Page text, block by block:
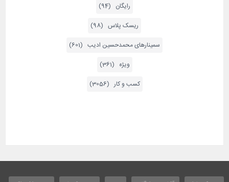
رایگان (94)
ریسک پلاس (98)
سمینارهای محمدحسین ادیب (601)
ویژه (361)
کسب و کار (3056)